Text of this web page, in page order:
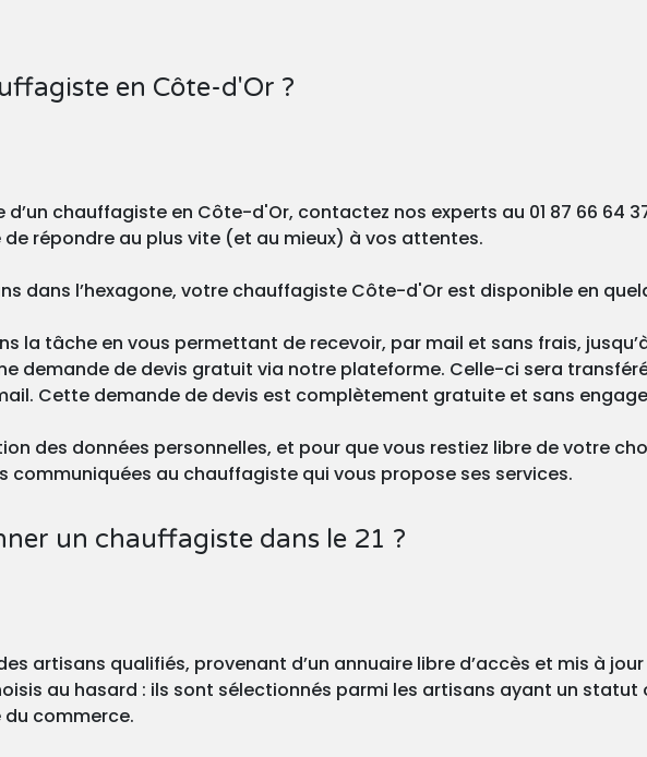
en Côte-d'Or ?
d’un chauffagiste en Côte-d'Or, contactez nos experts au 01 87 66 64
répondre au plus vite (et au mieux) à vos attentes.
dans l’hexagone, votre chauffagiste Côte-d'Or est disponible en
la tâche en vous permettant de recevoir, par mail et sans frais,
demande de devis gratuit via notre plateforme. Celle-ci sera
Cette demande de devis est complètement gratuite et sans
des données personnelles, et pour que vous restiez libre de votre
communiquées au chauffagiste qui vous propose ses services.
un chauffagiste dans le 21 ?
artisans qualifiés, provenant d’un annuaire libre d’accès et mis à
au hasard : ils sont sélectionnés parmi les artisans ayant un
commerce.